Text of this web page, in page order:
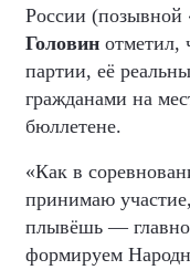
России (позывной
Головин отметил,
партии, её
гражданами на
бюллетене.
«Как в
принимаю
плывёшь —
формируем